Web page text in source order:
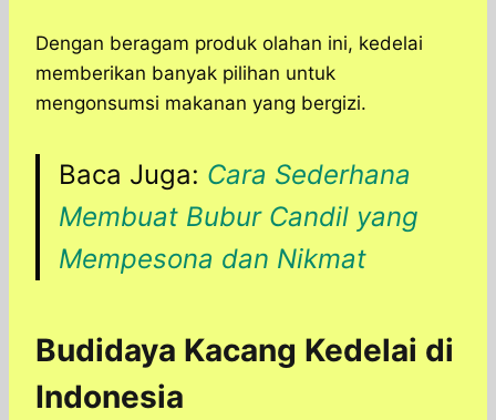
Dengan beragam produk olahan ini, kedelai
memberikan banyak pilihan untuk
mengonsumsi makanan yang bergizi.
Baca Juga: Cara Sederhana
Membuat Bubur Candil yang
Mempesona dan Nikmat
Budidaya Kacang Kedelai di
Indonesia